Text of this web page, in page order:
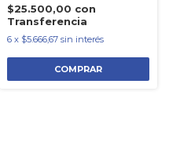
$25.500,00 con
Transferencia
6 x $5.666,67 sin interés
COMPRAR